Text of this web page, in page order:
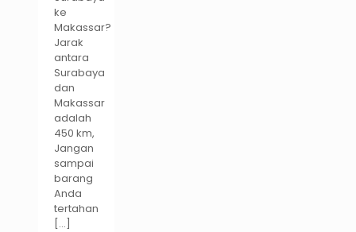
ke
Makassar?
Jarak
antara
Surabaya
dan
Makassar
adalah
450 km,
Jangan
sampai
barang
Anda
tertahan
[…]